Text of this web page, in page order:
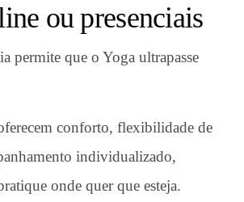
ou presenciais
permite que o Yoga ultrapasse
conforto, flexibilidade de
individualizado,
onde quer que esteja.